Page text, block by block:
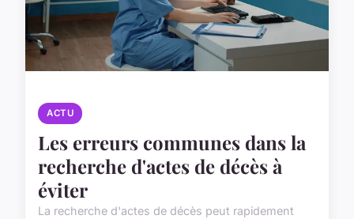
ACTU
Les erreurs communes dans la
recherche d'actes de décès à
éviter
La recherche d'actes de décès peut rapidement